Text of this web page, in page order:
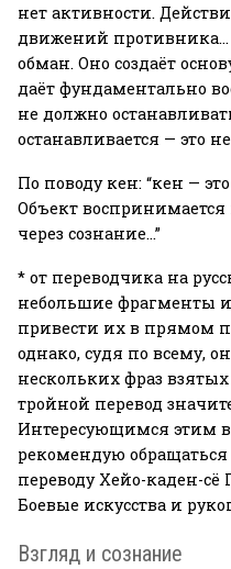
нет активности.
движений противника…
обман. Оно создаёт
даёт фундаментально
не должно
останавливается — это
По поводу кен: “кен —
Объект
через сознание…”
* от переводчика на
небольшие фрагменты
привести их в прямом
однако, судя по всему,
нескольких фраз
тройной перевод
Интересующимся этим
рекомендую
переводу Хейо-каден-
Боевые искусства и
Взгляд и сознание